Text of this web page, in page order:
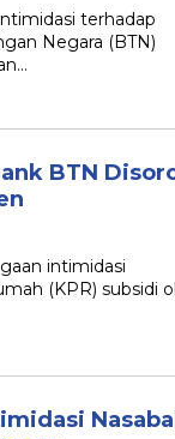
terhadap
Negara (BTN)
BTN
intimidasi
(KPR) subsidi